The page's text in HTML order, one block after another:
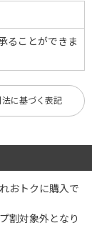
ることができま
に基づく表記
おトクに購入で
割対象外となり